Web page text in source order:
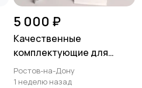
5 000 ₽
Качественные
комплектующие для
москитных сеток
Ростов-на-Дону
1 неделю назад